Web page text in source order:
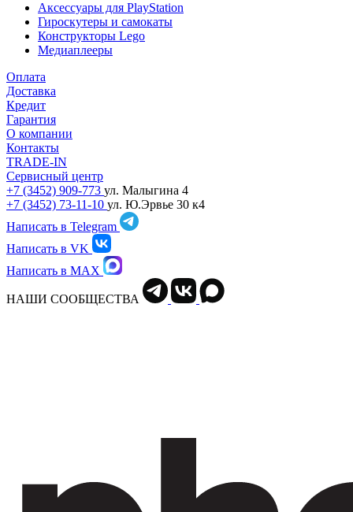
Аксессуары для PlayStation
Гироскутеры и самокаты
Конструкторы Lego
Медиаплееры
Оплата
Доставка
Кредит
Гарантия
О компании
Контакты
TRADE-IN
Сервисный центр
+7 (3452) 909-773 ул. Малыгина 4
+7 (3452) 73-11-10 ул. Ю.Эрвье 30 к4
Написать в Telegram
Написать в VK
Написать в MAX
НАШИ СООБЩЕСТВА